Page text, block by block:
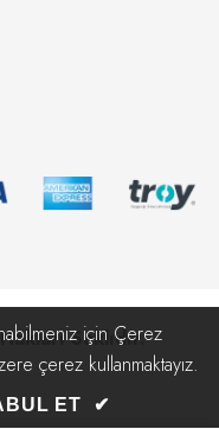
Saklıdır.
için Çerez
çerez kullanmaktayız.
ET ✔